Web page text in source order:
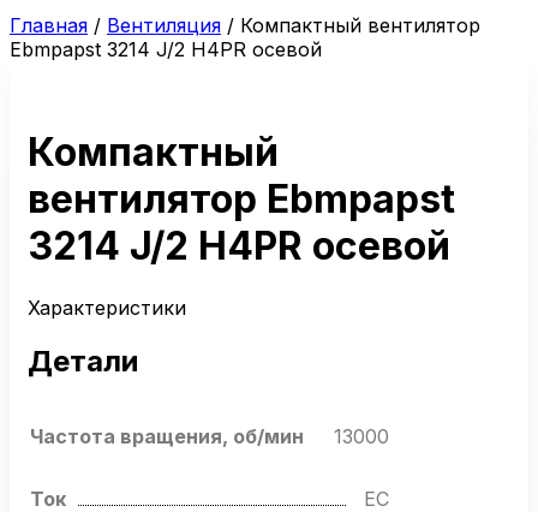
Главная / Вентиляция / Компактный вентилятор
Ebmpapst 3214 J/2 H4PR осевой
Компактный
вентилятор Ebmpapst
3214 J/2 H4PR осевой
Характеристики
Детали
Частота вращения, об/мин 13000
Ток EC